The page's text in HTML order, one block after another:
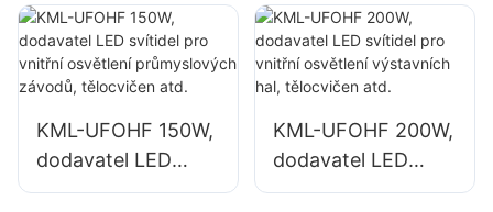
vysokých hal pro
průmyslové
závody, sklady a
osvětlení.
vysokých hal pro
průmyslové
závody, sklady a
osvětlení.
KML-UFOHF 150W,
dodavatel LED
svítidel pro vnitřní
KML-UFOHF 200W,
dodavatel LED
svítidel pro vnitřní